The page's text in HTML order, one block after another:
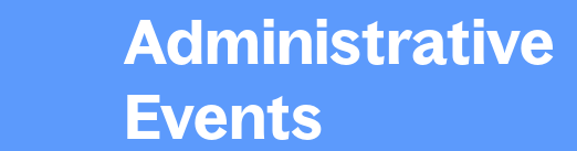
Administrative
Events